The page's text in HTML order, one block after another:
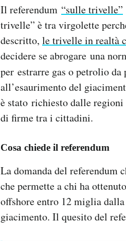
Il referendum “sulle trivelle”
trivelle” è tra virgolette
descritto, le trivelle in realtà
decidere se abrogare una
per estrarre gas o petrolio da
all’esaurimento del
è stato richiesto dalle
di firme tra i cittadini.
Cosa chiede il referendum
La domanda del referendum
che permette a chi ha
offshore entro 12 miglia
giacimento. Il quesito del